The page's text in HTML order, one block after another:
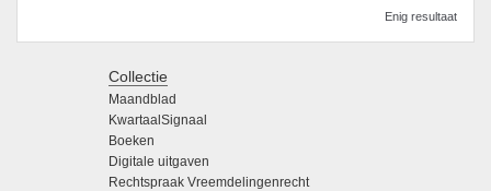
Enig resultaat
Collectie
Maandblad
KwartaalSignaal
Boeken
Digitale uitgaven
Rechtspraak Vreemdelingenrecht